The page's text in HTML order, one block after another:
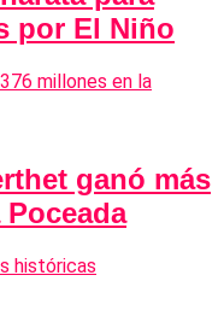
por El Niño
ganó más